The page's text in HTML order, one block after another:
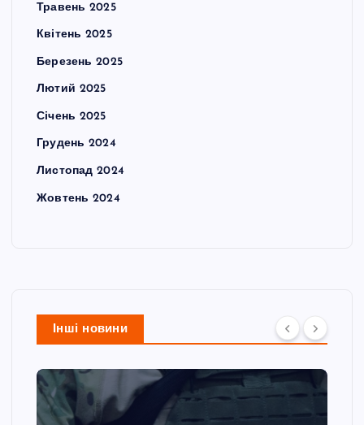
Травень 2025
Квітень 2025
Березень 2025
Лютий 2025
Січень 2025
Грудень 2024
Листопад 2024
Жовтень 2024
Інші новини